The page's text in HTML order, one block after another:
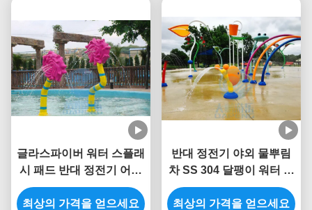
글라스파이버 워터 스플래
시 패드 반대 정전기 어린
이들은 꽃 물 분무 공원을
상승시켰습니다
최상의 가격을 얻으세요
반대 정전기 야외 물뿌림
차 SS 304 달팽이 워터 스
플래시 놀이터
최상의 가격을 얻으세요